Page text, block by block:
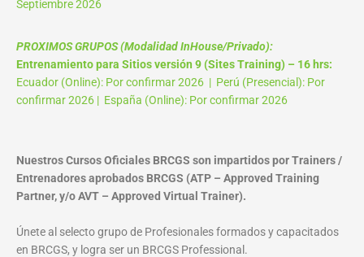
Septiembre 2026
PROXIMOS GRUPOS (Modalidad InHouse/Privado):
Entrenamiento para Sitios versión 9 (Sites Training) – 16 hrs:
Ecuador (Online): Por confirmar 2026 | Perú (Presencial): Por
confirmar 2026 | España (Online): Por confirmar 2026
Nuestros Cursos Oficiales BRCGS son impartidos por Trainers /
Entrenadores aprobados BRCGS (ATP – Approved Training
Partner, y/o AVT – Approved Virtual Trainer).
Únete al selecto grupo de Profesionales formados y capacitados
en BRCGS, y logra ser un BRCGS Professional.